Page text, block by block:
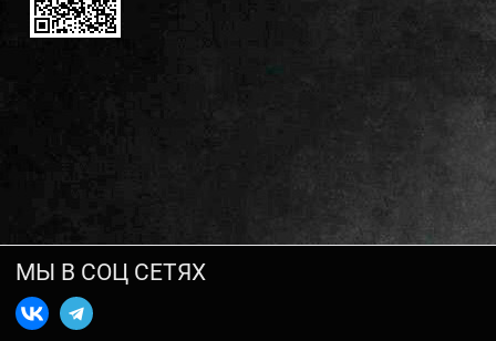
МЫ В СОЦ СЕТЯХ